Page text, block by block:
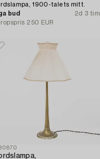
1900-talets mitt.
bud
2d 3 tim
250 EUR